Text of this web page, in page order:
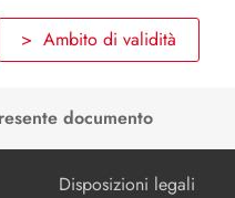
> Ambito di validità
documento
Disposizioni legali
dell’inverter